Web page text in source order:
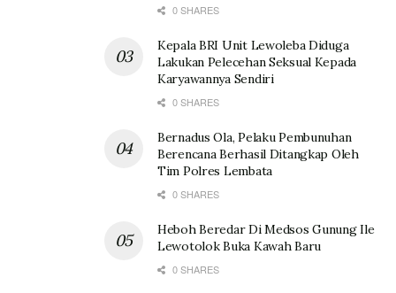
0 SHARES
Kepala BRI Unit Lewoleba Diduga
Lakukan Pelecehan Seksual Kepada
Karyawannya Sendiri
0 SHARES
Bernadus Ola, Pelaku Pembunuhan
Berencana Berhasil Ditangkap Oleh
Tim Polres Lembata
0 SHARES
Heboh Beredar Di Medsos Gunung Ile
Lewotolok Buka Kawah Baru
0 SHARES